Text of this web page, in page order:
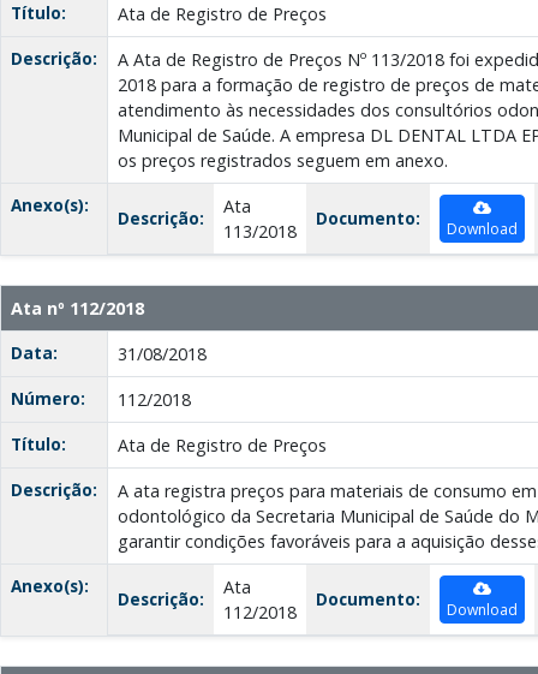
Título:
Ata de Registro de Preços
Descrição:
A Ata de Registro de Preços Nº 113/2018 foi
2018 para a formação de registro de preços de
atendimento às necessidades dos consultórios
Municipal de Saúde. A empresa DL DENTAL LTDA
os preços registrados seguem em anexo.
Anexo(s):
Descrição:
Ata
113/2018
Documento: Download
Ata nº 112/2018
Data:
31/08/2018
Número:
112/2018
Título:
Ata de Registro de Preços
Descrição:
A ata registra preços para materiais de consumo
odontológico da Secretaria Municipal de Saúde do
garantir condições favoráveis para a aquisição
Anexo(s):
Descrição:
Ata
112/2018
Documento: Download